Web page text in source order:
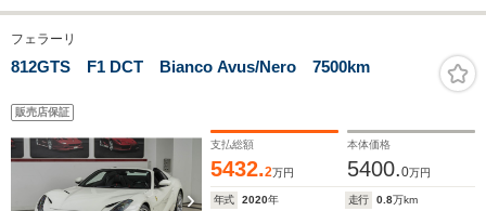
フェラーリ
812GTS F1 DCT Bianco Avus/Nero 7500km
販売店保証
支払総額
5432.2万円
本体価格
5400.0万円
年式 2020年 走行 0.8万km